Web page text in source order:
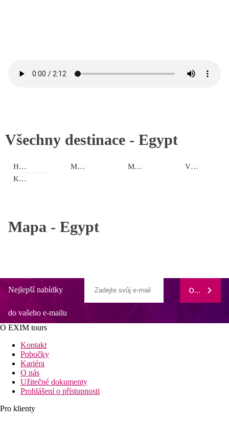
Všechny destinace - Egypt
Hurghada
Káhira
Marsa Alam Marsa Matruh – El Alamein Vnitrozemí
Mapa - Egypt
Nejlepší nabídky
do vašeho e-mailu
ODEBÍRAT
O EXIM tours
Kontakt
Pobočky
Kariéra
O nás
Užitečné dokumenty
Prohlášení o přístupnosti
Pro klienty